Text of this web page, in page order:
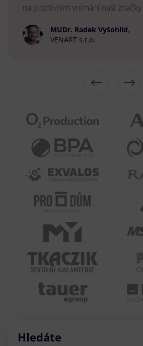
na pozitivním vnímání naší značky.
MUDr. Radek Vyšohlíd,
VENART s.r.o.
Hledáte